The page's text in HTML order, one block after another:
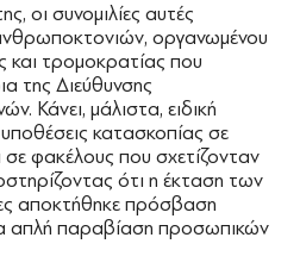
οι συνομιλίες αυτές
οργανωμένου
και τρομοκρατίας που
της Διεύθυνσης
Κάνει, μάλιστα, ειδική
κατασκοπίας σε
φακέλους που σχετίζονταν
ότι η έκταση των
αποκτήθηκε πρόσβαση
απλή παραβίαση προσωπικών